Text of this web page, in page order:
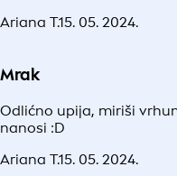
Ariana T.15. 05. 2024.
Mrak
Odlićno upija, miriši
nanosi :D
Ariana T.15. 05. 2024.